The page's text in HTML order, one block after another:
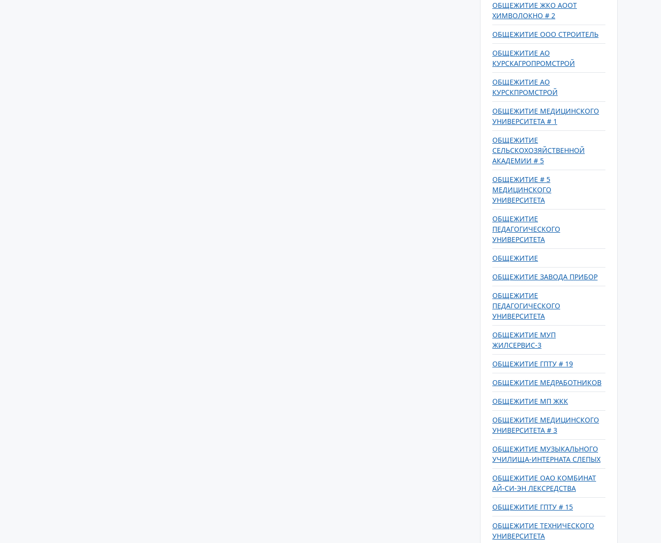
ОБЩЕЖИТИЕ ЖКО АООТ
ХИМВОЛОКНО # 2
ОБЩЕЖИТИЕ ООО СТРОИТЕЛЬ
ОБЩЕЖИТИЕ АО
КУРСКАГРОПРОМСТРОЙ
ОБЩЕЖИТИЕ АО
КУРСКПРОМСТРОЙ
ОБЩЕЖИТИЕ МЕДИЦИНСКОГО
УНИВЕРСИТЕТА # 1
ОБЩЕЖИТИЕ
СЕЛЬСКОХОЗЯЙСТВЕННОЙ
АКАДЕМИИ # 5
ОБЩЕЖИТИЕ # 5
МЕДИЦИНСКОГО
УНИВЕРСИТЕТА
ОБЩЕЖИТИЕ
ПЕДАГОГИЧЕСКОГО
УНИВЕРСИТЕТА
ОБЩЕЖИТИЕ
ОБЩЕЖИТИЕ ЗАВОДА ПРИБОР
ОБЩЕЖИТИЕ
ПЕДАГОГИЧЕСКОГО
УНИВЕРСИТЕТА
ОБЩЕЖИТИЕ МУП
ЖИЛСЕРВИС-3
ОБЩЕЖИТИЕ ГПТУ # 19
ОБЩЕЖИТИЕ МЕДРАБОТНИКОВ
ОБЩЕЖИТИЕ МП ЖКК
ОБЩЕЖИТИЕ МЕДИЦИНСКОГО
УНИВЕРСИТЕТА # 3
ОБЩЕЖИТИЕ МУЗЫКАЛЬНОГО
УЧИЛИЩА-ИНТЕРНАТА СЛЕПЫХ
ОБЩЕЖИТИЕ ОАО КОМБИНАТ
АЙ-СИ-ЭН ЛЕКСРЕДСТВА
ОБЩЕЖИТИЕ ГПТУ # 15
ОБЩЕЖИТИЕ ТЕХНИЧЕСКОГО
УНИВЕРСИТЕТА